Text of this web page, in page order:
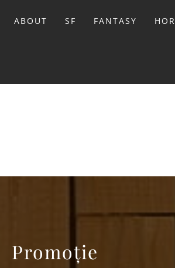
ABOUT SF FANTASY
Promoție